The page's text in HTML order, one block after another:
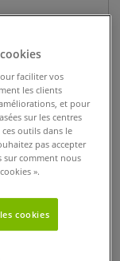
faciliter vos
les clients
et pour
sur les centres
ces outils dans le
pas accepter
sur comment nous
».
cookies